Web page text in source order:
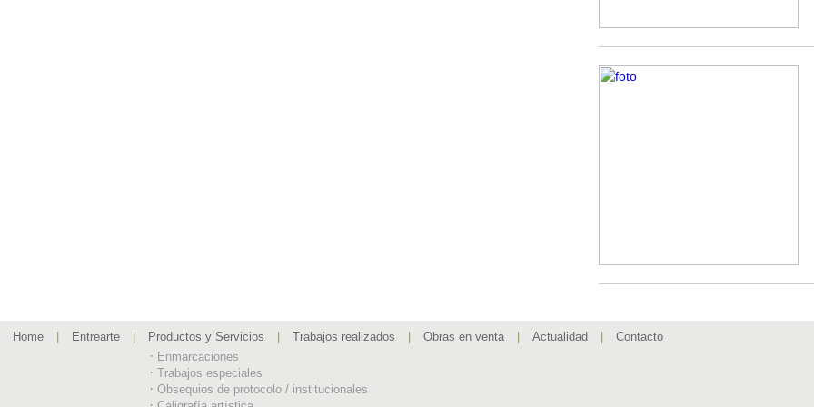
Home Entrearte Productos y Servicios Trabajos realizados Obras en venta Actualidad Contacto
· Enmarcaciones
· Trabajos especiales
· Obsequios de protocolo / institucionales